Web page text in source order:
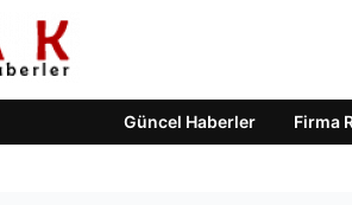
Güncel Haberler Firma